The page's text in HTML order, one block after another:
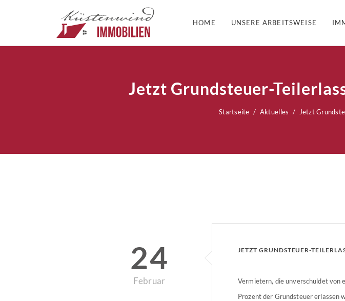
HOME UNSERE ARBEITSWEISE
Jetzt Grundsteuer-
Startseite Aktuelles Jetzt
24
Februar
JETZT GRUNDSTEUER-
Vermietern, die unverschuldet von
Prozent der Grundsteuer erlassen